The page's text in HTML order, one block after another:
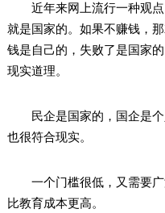
近年来网上流行一种观点
就是国家的。如果不赚钱，
钱是自己的，失败了是国家
现实道理。
民企是国家的，国企是个
也很符合现实。
一个门槛很低，又需要广
比教育成本更高。